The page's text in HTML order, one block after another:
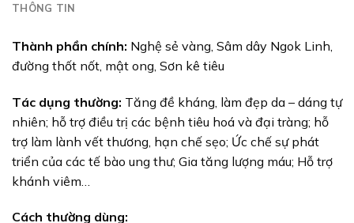
THÔNG TIN
Thành phần chính: Nghệ sẻ vàng, Sâm dây Ngok Linh,
đường thốt nốt, mật ong, Sơn kê tiêu
Tác dụng thường: Tăng đề kháng, làm đẹp da – dáng tự
nhiên; hỗ trợ điều trị các bệnh tiêu hoá và đại tràng; hỗ
trợ làm lành vết thương, hạn chế sẹo; Ức chế sự phát
triển của các tế bào ung thư; Gia tăng lượng máu; Hỗ trợ
khánh viêm…
Cách thường dùng: